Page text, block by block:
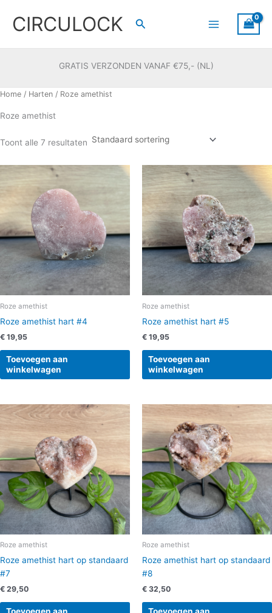
naar
inhoud
CIRCULOCK Zoeken
GRATIS VERZONDEN VANAF €75,- (NL)
Home / Harten / Roze amethist
Roze amethist
Toont alle 7 resultaten
Roze amethist
Roze amethist hart #4
€ 19,95
Toevoegen aan
winkelwagen
Roze amethist
Roze amethist hart #5
€ 19,95
Toevoegen aan
winkelwagen
Roze amethist
Roze amethist hart op standaard
#7
€ 29,50
Roze amethist
Roze amethist hart op standaard
#8
€ 32,50